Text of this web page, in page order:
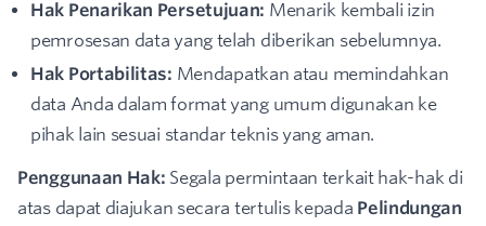
Hak Penarikan Persetujuan: Menarik kembali izin
pemrosesan data yang telah diberikan sebelumnya.
Hak Portabilitas: Mendapatkan atau memindahkan
data Anda dalam format yang umum digunakan ke
pihak lain sesuai standar teknis yang aman.
Penggunaan Hak: Segala permintaan terkait hak-hak di
atas dapat diajukan secara tertulis kepada Pelindungan